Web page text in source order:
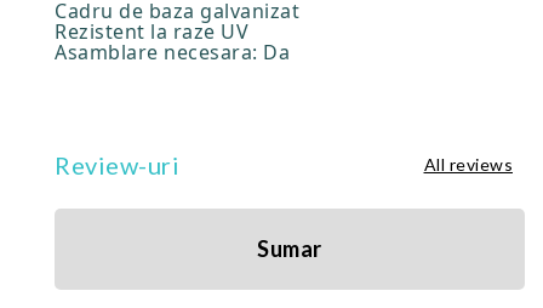
Cadru de baza galvanizat
Rezistent la raze UV
Asamblare necesara: Da
Review-uri All reviews
Sumar